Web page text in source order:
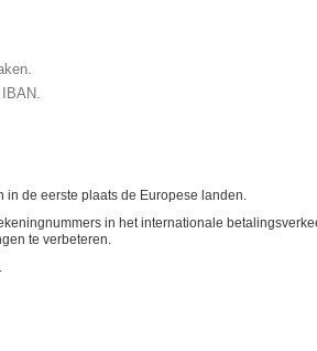
de eerste plaats de Europese landen.
in het internationale
te verbeteren.